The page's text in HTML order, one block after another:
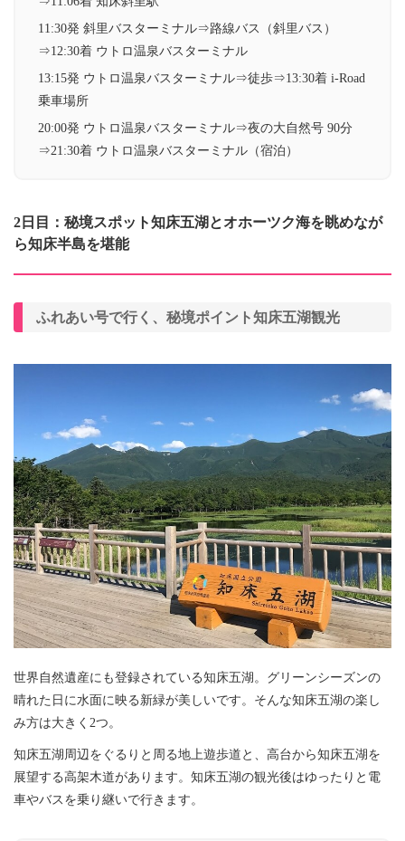
11:30発 斜里バスターミナル⇒路線バス（斜里バス）
⇒12:30着 ウトロ温泉バスターミナル
13:15発 ウトロ温泉バスターミナル⇒徒歩⇒13:30着 i-Road
乗車場所
20:00発 ウトロ温泉バスターミナル⇒夜の大自然号 90分
⇒21:30着 ウトロ温泉バスターミナル（宿泊）
2日目：秘境スポット知床五湖とオホーツク海を眺めなが
ら知床半島を堪能
ふれあい号で行く、秘境ポイント知床五湖観光
世界自然遺産にも登録されている知床五湖。グリーンシーズンの
晴れた日に水面に映る新緑が美しいです。そんな知床五湖の楽し
み方は大きく2つ。
知床五湖周辺をぐるりと周る地上遊歩道と、高台から知床五湖を
展望する高架木道があります。知床五湖の観光後はゆったりと電
車やバスを乗り継いで行きます。